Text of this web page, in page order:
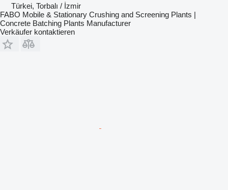
Türkei, Torbalı / İzmir
FABO Mobile & Stationary Crushing and Screening Plants |
Concrete Batching Plants Manufacturer
Verkäufer kontaktieren